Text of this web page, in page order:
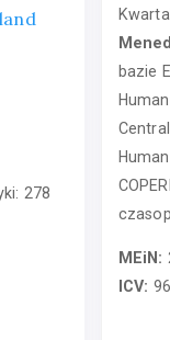
278
bazie
MEiN:
ICV: